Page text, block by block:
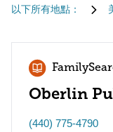
以下所有地點：
Oberlin
(440) 775-4790